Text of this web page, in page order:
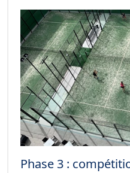
Phase 3 :